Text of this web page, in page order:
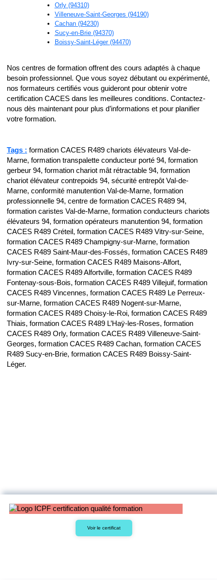
Orly (94310)
Villeneuve-Saint-Georges (94190)
Cachan (94230)
Sucy-en-Brie (94370)
Boissy-Saint-Léger (94470)
Nos centres de formation offrent des cours adaptés à chaque
besoin professionnel. Que vous soyez débutant ou expérimenté,
nos formateurs certifiés vous guideront pour obtenir votre
certification CACES dans les meilleures conditions. Contactez-
nous dès maintenant pour plus d’informations et pour planifier
votre formation.
Tags : formation CACES R489 chariots élévateurs Val-de-
Marne, formation transpalette conducteur porté 94, formation
gerbeur 94, formation chariot mât rétractable 94, formation
chariot élévateur contrepoids 94, sécurité entrepôt Val-de-
Marne, conformité manutention Val-de-Marne, formation
professionnelle 94, centre de formation CACES R489 94,
formation caristes Val-de-Marne, formation conducteurs chariots
élévateurs 94, formation opérateurs manutention 94, formation
CACES R489 Créteil, formation CACES R489 Vitry-sur-Seine,
formation CACES R489 Champigny-sur-Marne, formation
CACES R489 Saint-Maur-des-Fossés, formation CACES R489
Ivry-sur-Seine, formation CACES R489 Maisons-Alfort,
formation CACES R489 Alfortville, formation CACES R489
Fontenay-sous-Bois, formation CACES R489 Villejuif, formation
CACES R489 Vincennes, formation CACES R489 Le Perreux-
sur-Marne, formation CACES R489 Nogent-sur-Marne,
formation CACES R489 Choisy-le-Roi, formation CACES R489
Thiais, formation CACES R489 L’Haÿ-les-Roses, formation
CACES R489 Orly, formation CACES R489 Villeneuve-Saint-
Georges, formation CACES R489 Cachan, formation CACES
R489 Sucy-en-Brie, formation CACES R489 Boissy-Saint-
Léger.
Voir le certificat